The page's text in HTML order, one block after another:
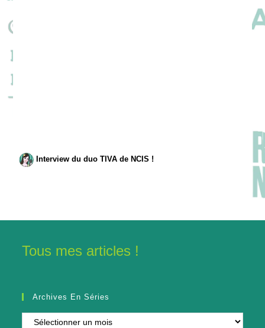
Interview du duo TIVA de NCIS !
Tous mes articles !
Archives En Séries
Archives